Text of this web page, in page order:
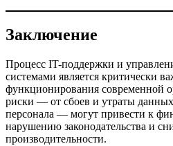
Заключение
Процесс IT-поддержки и
системами является критически
функционирования современной
риски — от сбоев и утраты
персонала — могут привести к
нарушению законодательства и
производительности.